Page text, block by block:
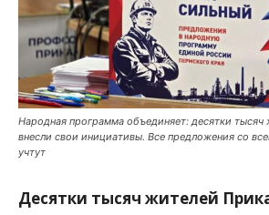
Народная программа объединяет: десятки
внесли свои инициативы. Все предложения со
учтут
Десятки тысяч жителей